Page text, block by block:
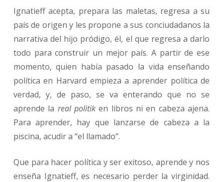
Ignatieff acepta, prepara las maletas, regresa a su
país de origen y les propone a sus conciudadanos la
narrativa del hijo pródigo, él, el que regresa a darlo
todo para construir un mejor país. A partir de ese
momento, quien había pasado la vida enseñando
política en Harvard empieza a aprender política de
verdad, y, de paso, se va enterando que no se
aprende la real politiken libros ni en cabeza ajena.
Para aprender, hay que lanzarse de cabeza a la
piscina, acudir a “el llamado”.
Que para hacer política y ser exitoso, aprende y nos
enseña Ignatieff, es necesario perder la virginidad.